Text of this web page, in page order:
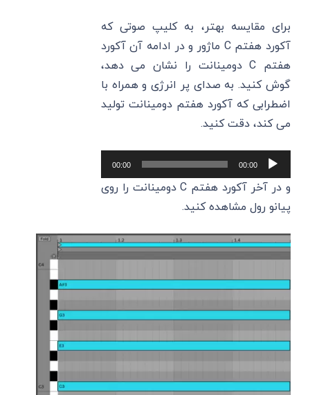
برای مقایسه بهتر، به کلیپ صوتی که
آکورد هفتم C‌ ماژور و در ادامه آن آکورد
هفتم C‌ دومینانت را نشان می‌ دهد،
گوش کنید. به صدای پر انرژی و همراه با
اضطرابی که آکورد هفتم دومینانت تولید
می‌ کند، دقت کنید.
پخش‌کننده
صوت
00:00
00:00
و در آخر آکورد هفتم C‌ دومینانت را روی
پیانو رول مشاهده کنید.